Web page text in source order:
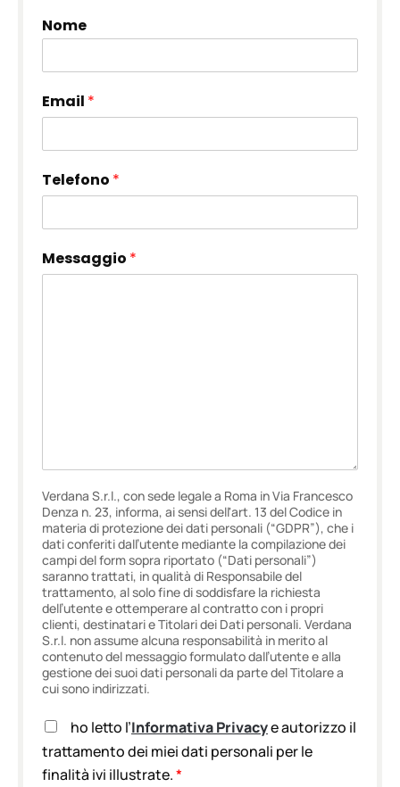
Nome
Email *
Telefono *
Messaggio *
Verdana S.r.l., con sede legale a Roma in Via Francesco
Denza n. 23, informa, ai sensi dell'art. 13 del Codice in
materia di protezione dei dati personali (“GDPR”), che i
dati conferiti dall’utente mediante la compilazione dei
campi del form sopra riportato (“Dati personali”)
saranno trattati, in qualità di Responsabile del
trattamento, al solo fine di soddisfare la richiesta
dell’utente e ottemperare al contratto con i propri
clienti, destinatari e Titolari dei Dati personali. Verdana
S.r.l. non assume alcuna responsabilità in merito al
contenuto del messaggio formulato dall’utente e alla
gestione dei suoi dati personali da parte del Titolare a
cui sono indirizzati.
A
c
c
e
ho letto l’Informativa Privacye autorizzo il
trattamento dei miei dati personali per le
finalità ivi illustrate.*